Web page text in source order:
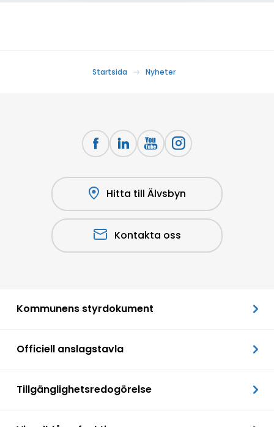
Startsida Nyheter
Hitta till Älvsbyn
Kontakta oss
Kommunens styrdokument
Officiell anslagstavla
Tillgänglighetsredogörelse